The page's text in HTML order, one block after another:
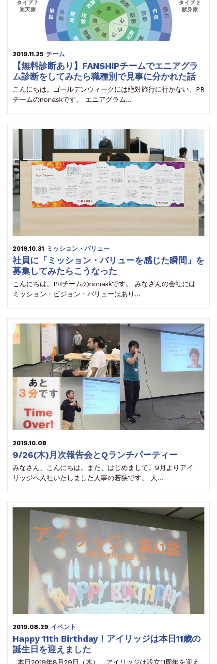
2019.11.25 チーム
【無料診断あり】FANSHIPチームでエニアグラ
ム診断をしてみたら職種別で見事に分かれた話
こんにちは。ゴールデンウィークには絶対旅行に行かない、PR
チームのnonaskです。 エニアグラム…
2019.10.31 ミッション・バリュー
社員に「ミッション・バリューを感じた瞬間」を
募集してみたらこうなった
こんにちは。PRチームのnonaskです。 みなさんの会社には
ミッション・ビジョン・バリューはあり…
2019.10.08
9/26(木)月次報告会とQランチパーティー
みなさん、こんにちは。また、はじめまして。9月よりアイ
リッジへ入社いたしました人事の若狭です。 人…
2019.08.29 イベント
Happy 11th Birthday！アイリッジは本日11歳の
誕生日を迎えました
本日2019年8月29日（木）、アイリッジは設立11周年を迎え